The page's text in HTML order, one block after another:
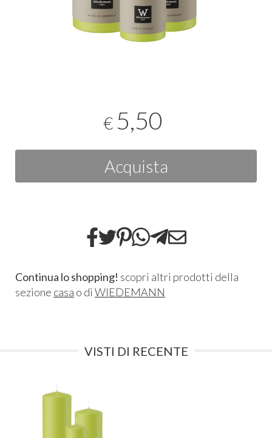
€ 5,50
Acquista
Continua lo shopping! scopri altri prodotti della
sezione casa o di WIEDEMANN
VISTI DI RECENTE